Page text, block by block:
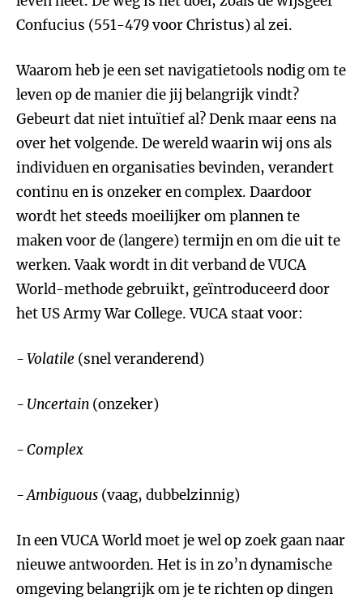
Confucius (551-479 voor Christus) al zei.
Waarom heb je een set navigatietools nodig om te
leven op de manier die jij belangrijk vindt?
Gebeurt dat niet intuïtief al? Denk maar eens na
over het volgende. De wereld waarin wij ons als
individuen en organisaties bevinden, verandert
continu en is onzeker en complex. Daardoor
wordt het steeds moeilijker om plannen te
maken voor de (langere) termijn en om die uit te
werken. Vaak wordt in dit verband de VUCA
World-methode gebruikt, geïntroduceerd door
het US Army War College. VUCA staat voor:
- Volatile (snel veranderend)
- Uncertain (onzeker)
- Complex
- Ambiguous (vaag, dubbelzinnig)
In een VUCA World moet je wel op zoek gaan naar
nieuwe antwoorden. Het is in zo’n dynamische
omgeving belangrijk om je te richten op dingen